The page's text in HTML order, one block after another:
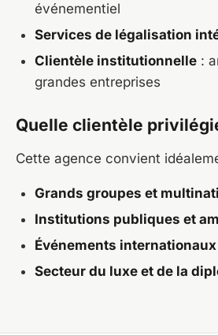
événementiel
Services de légalisation
Clientèle institutionnelle :
grandes entreprises
Quelle clientèle
Cette agence convient
Grands groupes et
Institutions publiques et
Événements
Secteur du luxe et de la